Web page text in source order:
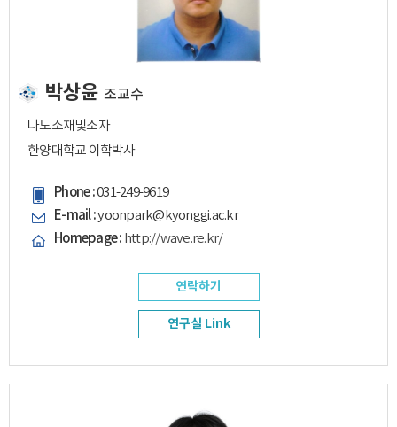
박상윤 조교수
나노소재및소자
한양대학교 이학박사
Phone :031-249-9619
E-mail :yoonpark@kyonggi.ac.kr
Homepage : http://wave.re.kr/
연락하기
연구실 Link